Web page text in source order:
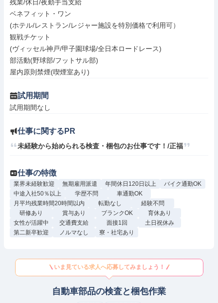
残業/休日/夜勤手当支給
ベネフィット・ワン
(ホテル/レストラン/レジャー施設を特別価格で利用可）
観戦チケット
(ヴィッセル神戸/甲子園球場/全日本ロードレース)
部活動(野球部/フットサル部)
屋内原則禁煙(喫煙室あり)
試用期間
試用期間なし
仕事に関するPR
未経験から始められる検査・梱包のお仕事です！/正福
仕事の特徴
業界未経験歓迎 無期雇用派遣 年間休日120日以上
バイク通勤OK
中途入社50％以上
学歴不問
車通勤OK
月平均残業時間20時間以内
転勤なし
経験不問
研修あり
賞与あり ブランクOK
育休あり
女性が活躍中
交通費支給 面接1回
土日祝休み
第二新卒歓迎
ノルマなし 寮・社宅あり
いま見ている求人へ応募してみましょう！
自動車部品の検査と梱包作業